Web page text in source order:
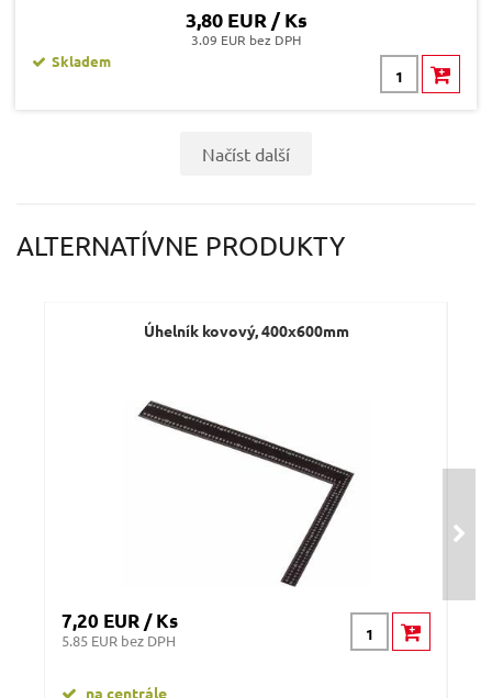
3,80 EUR / Ks
3.09 EUR bez DPH
Skladem
Načíst další
ALTERNATÍVNE PRODUKTY
Úhelník kovový, 400x600mm
7,20 EUR / Ks
5.85 EUR bez DPH
na centrále